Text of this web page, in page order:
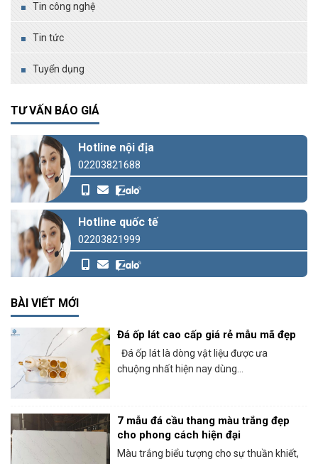
Tin công nghệ
Tin tức
Tuyển dụng
TƯ VẤN BÁO GIÁ
Hotline nội địa
02203821688
Hotline quốc tế
02203821999
BÀI VIẾT MỚI
Đá ốp lát cao cấp giá rẻ mẫu mã đẹp
Đá ốp lát là dòng vật liệu được ưa
chuộng nhất hiện nay dùng...
7 mẫu đá cầu thang màu trắng đẹp
cho phong cách hiện đại
Màu trắng biểu tượng cho sự thuần khiết,